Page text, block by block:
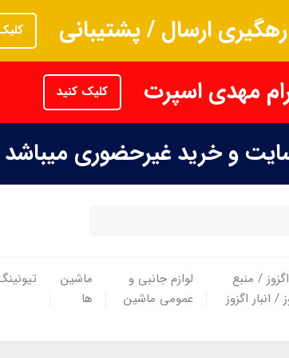
ارسال / پشتیبانی
مهدی اسپرت کلیک کنید
و خرید غیرحضوری میباشد
/ منبع
/ انبار اگزوز
لوازم جانبی و
عمومی ماشین
ماشین
ها